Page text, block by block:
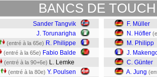
BANCS DE
Sander Tangvik
J. Torunarigha
(entré à la 65e) R. Philippe
(entré à la 65e) Fabio Balde
(entré à la 90+6e) L. Lemke
(entré à la 80e) Y. Poulsen
F. Müller
N. Höfler
M. Philipp
J.
C. Günter
A. Jung